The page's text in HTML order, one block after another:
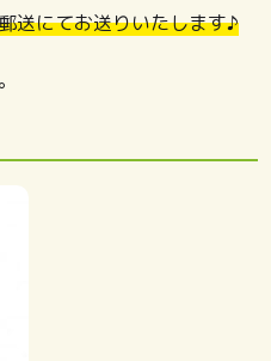
送にてお送りいたします♪